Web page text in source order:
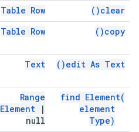
clear(
)
Table Row
copy(
)
Table Row
edit As Text(
)
Text
find Element(
element
Type)
Range
Element
|
null